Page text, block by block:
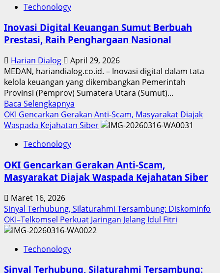
Techonology
Inovasi Digital Keuangan Sumut Berbuah
Prestasi, Raih Penghargaan Nasional
Harian Dialog
April 29, 2026
MEDAN, hariandialog.co.id. – Inovasi digital dalam tata
kelola keuangan yang dikembangkan Pemerintah
Provinsi (Pemprov) Sumatera Utara (Sumut)...
Baca Selengkapnya
more
about
Sumut
Berbuah
Penghargaan
Nasional
OKI Gencarkan Gerakan Anti-Scam, Masyarakat Diajak
Waspada Kejahatan Siber
Techonology
OKI Gencarkan Gerakan Anti-Scam,
Masyarakat Diajak Waspada Kejahatan Siber
Maret 16, 2026
Sinyal Terhubung, Silaturahmi Tersambung: Diskominfo
OKI–Telkomsel Perkuat Jaringan Jelang Idul Fitri
Techonology
Sinyal Terhubung, Silaturahmi Tersambung: